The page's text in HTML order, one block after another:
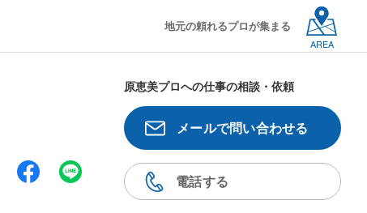
地元の頼れるプロが集まる
AREA
原恵美プロへの仕事の相談・依頼
メールで問い合わせる
電話する